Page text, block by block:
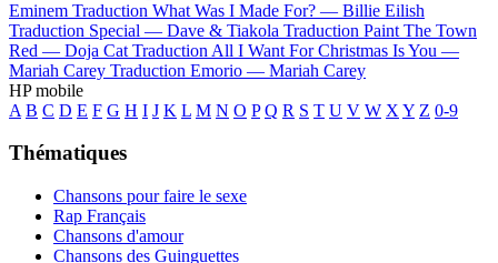
Eminem Traduction What Was I Made For? — Billie Eilish
Traduction Special — Dave & Tiakola Traduction Paint The Town
Red — Doja Cat Traduction All I Want For Christmas Is You —
Mariah Carey Traduction Emorio — Mariah Carey
HP mobile
A B C D E F G H I J K L M N O P Q R S T U V W X Y Z 0-9
Thématiques
Chansons pour faire le sexe
Rap Français
Chansons d'amour
Chansons des Guinguettes